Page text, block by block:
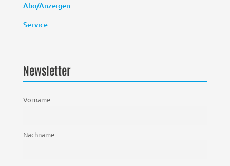
Abo/Anzeigen
Service
Newsletter
Vorname
Nachname